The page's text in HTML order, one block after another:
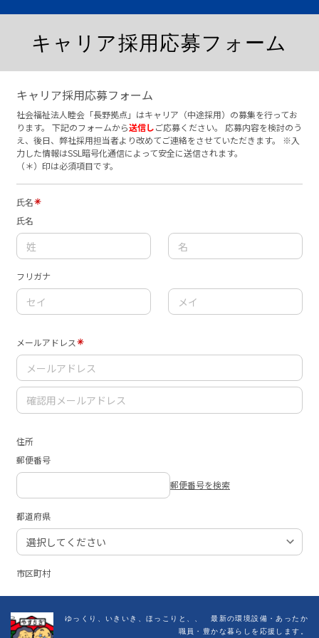
キャリア採用応募フォーム
ゆっくり、いきいき、ほっこりと、、最新の環境設備・あったか
職員・豊かな暮らしを応援します。